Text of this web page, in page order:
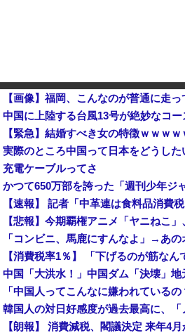
【緊急】結婚すべき女の特徴ｗｗｗｗ
実際のところ中国って日本をどうした
充電ケーブルってさ
【朗報】 消費減税、閣議決定 来年4